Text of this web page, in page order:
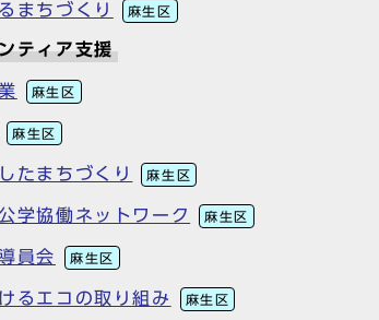
まちづくり 麻生区
ティア支援
麻生区
麻生区
たまちづくり 麻生区
学協働ネットワーク 麻生区
員会 麻生区
るエコの取り組み 麻生区